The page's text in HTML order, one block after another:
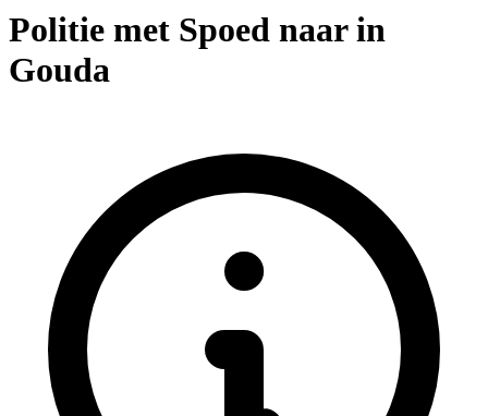
Politie met Spoed naar in
Gouda